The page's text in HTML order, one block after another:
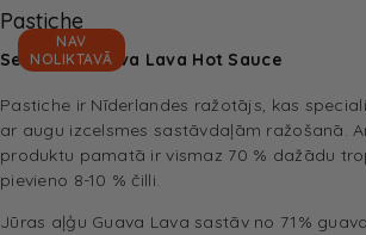
NAV
NOLIKTAVĀ
Pastiche
Seaweed Guava Lava Hot Sauce
Pastiche ir Nīderlandes ražotājs, kas
ar augu izcelsmes sastāvdaļām ražošanā.
produktu pamatā ir vismaz 70 % dažādu
pievieno 8-10 % čilli.
Jūras aļģu Guava Lava sastāv no 71%